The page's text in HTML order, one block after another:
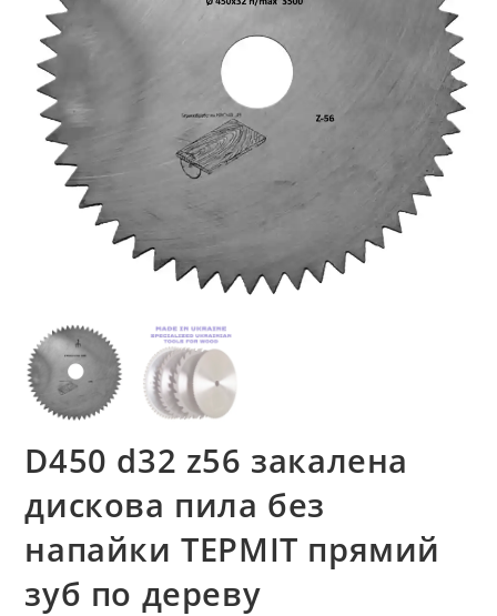
D450 d32 z56 закалена
дискова пила без
напайки ТЕРМІТ прямий
зуб по дереву